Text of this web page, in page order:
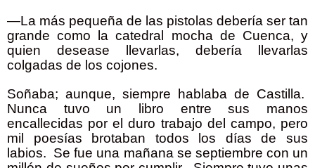
—La más pequeña de las pistolas debería ser tan
grande como la catedral mocha de Cuenca, y
quien desease llevarlas, debería llevarlas
colgadas de los cojones.
Soñaba; aunque, siempre hablaba de Castilla.
Nunca tuvo un libro entre sus manos
encallecidas por el duro trabajo del campo, pero
mil poesías brotaban todos los días de sus
labios. Se fue una mañana se septiembre con un